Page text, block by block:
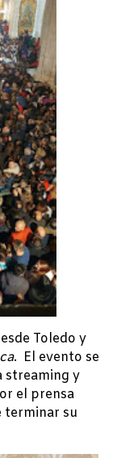
Toledo y
. El evento se
streaming y
el prensa
terminar su